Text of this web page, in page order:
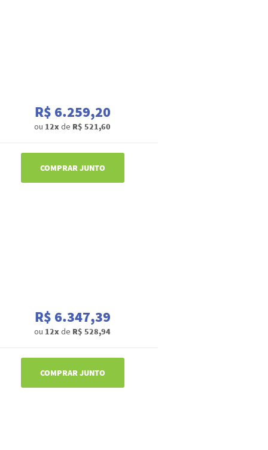
R$ 6.259,20
ou 12x de R$ 521,60
COMPRAR JUNTO
R$ 6.347,39
ou 12x de R$ 528,94
COMPRAR JUNTO